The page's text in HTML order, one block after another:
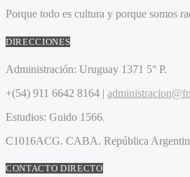
Porque todo es cultura y porque somos
DIRECCIONES
Administración: Uruguay 1371 5° P.
+(54) 911 6642 8164 |
Estudios: Guido 1566.
C1016ACG. CABA. República
CONTACTO DIRECTO